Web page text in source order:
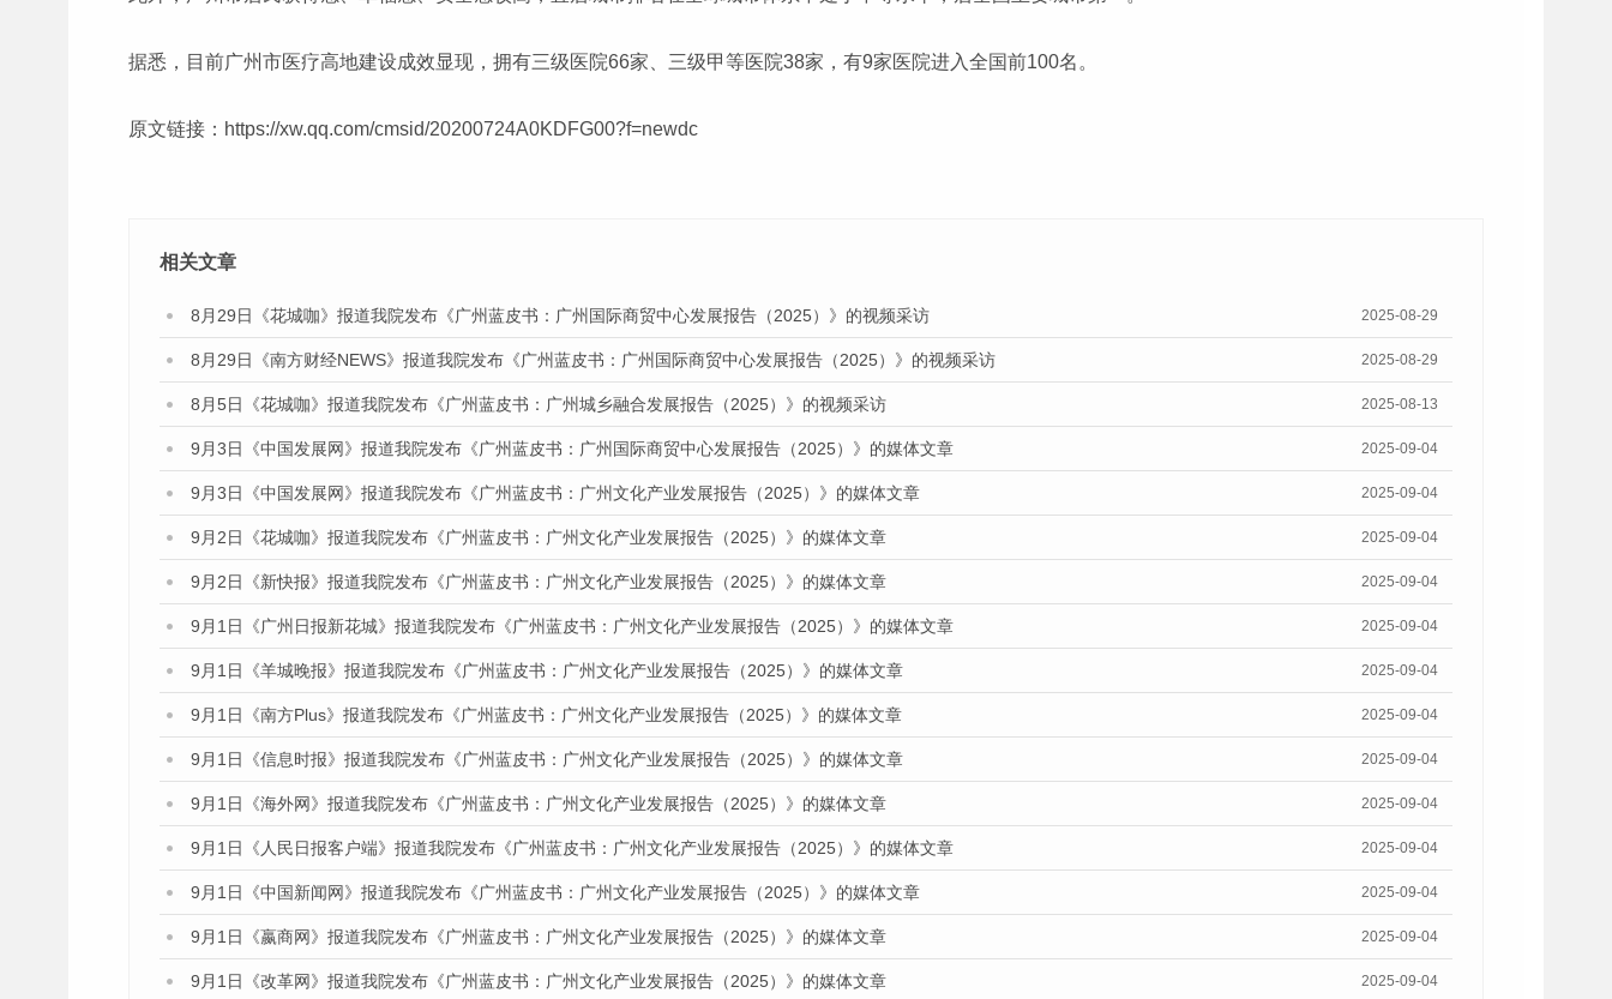
据悉，目前广州市医疗高地建设成效显现，拥有三级医院66家、三级甲等医院38家，有9家医院进入全国前100名。
原文链接： https://xw.qq.com/cmsid/20200724A0KDFG00?f=newdc
相关文章
8月29日《花城咖》报道我院发布《广州蓝皮书：广州国际商贸中心发展报告（2025）》的视频采访 2025-08-29
8月29日《南方财经NEWS》报道我院发布《广州蓝皮书：广州国际商贸中心发展报告（2025）》的视频采访 2025-08-29
8月5日《花城咖》报道我院发布《广州蓝皮书：广州城乡融合发展报告（2025）》的视频采访 2025-08-13
9月3日《中国发展网》报道我院发布《广州蓝皮书：广州国际商贸中心发展报告（2025）》的媒体文章 2025-09-04
9月3日《中国发展网》报道我院发布《广州蓝皮书：广州文化产业发展报告（2025）》的媒体文章 2025-09-04
9月2日《花城咖》报道我院发布《广州蓝皮书：广州文化产业发展报告（2025）》的媒体文章 2025-09-04
9月2日《新快报》报道我院发布《广州蓝皮书：广州文化产业发展报告（2025）》的媒体文章 2025-09-04
9月1日《广州日报新花城》报道我院发布《广州蓝皮书：广州文化产业发展报告（2025）》的媒体文章 2025-09-04
9月1日《羊城晚报》报道我院发布《广州蓝皮书：广州文化产业发展报告（2025）》的媒体文章 2025-09-04
9月1日《南方Plus》报道我院发布《广州蓝皮书：广州文化产业发展报告（2025）》的媒体文章 2025-09-04
9月1日《信息时报》报道我院发布《广州蓝皮书：广州文化产业发展报告（2025）》的媒体文章 2025-09-04
9月1日《海外网》报道我院发布《广州蓝皮书：广州文化产业发展报告（2025）》的媒体文章 2025-09-04
9月1日《人民日报客户端》报道我院发布《广州蓝皮书：广州文化产业发展报告（2025）》的媒体文章 2025-09-04
9月1日《中国新闻网》报道我院发布《广州蓝皮书：广州文化产业发展报告（2025）》的媒体文章 2025-09-04
9月1日《嬴商网》报道我院发布《广州蓝皮书：广州文化产业发展报告（2025）》的媒体文章 2025-09-04
9月1日《改革网》报道我院发布《广州蓝皮书：广州文化产业发展报告（2025）》的媒体文章 2025-09-04